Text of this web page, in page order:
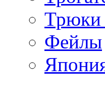
Трюки
Фейлы